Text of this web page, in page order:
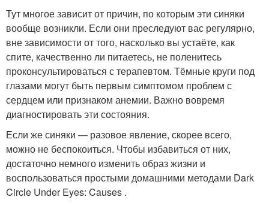
Тут многое зависит от причин, по которым эти синяки
вообще возникли. Если они преследуют вас регулярно,
вне зависимости от того, насколько вы устаёте, как
спите, качественно ли питаетесь, не поленитесь
проконсультироваться с терапевтом. Тёмные круги под
глазами могут быть первым симптомом проблем с
сердцем или признаком анемии. Важно вовремя
диагностировать эти состояния.
Если же синяки — разовое явление, скорее всего,
можно не беспокоиться. Чтобы избавиться от них,
достаточно немного изменить образ жизни и
воспользоваться простыми домашними методами Dark
Circle Under Eyes: Causes .